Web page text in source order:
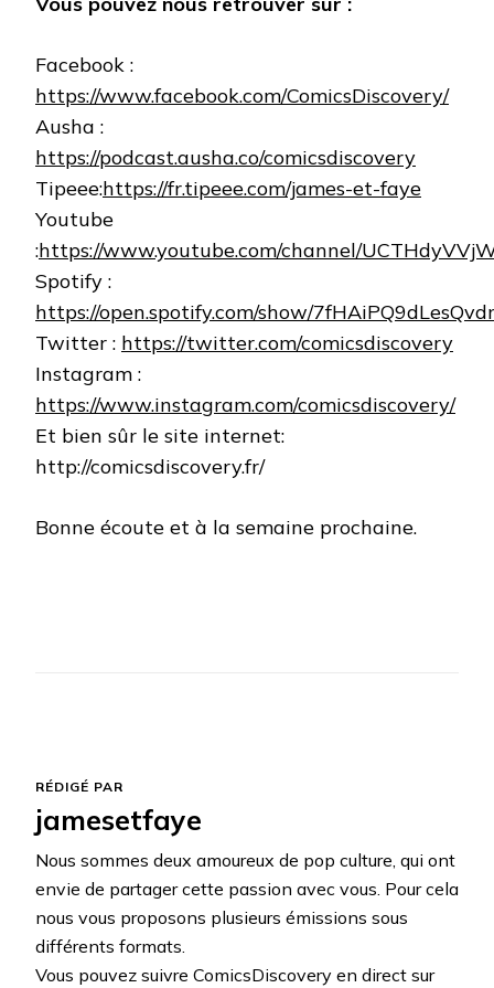
Facebook :
https://www.facebook.com/ComicsDiscovery/
Ausha :
https://podcast.ausha.co/comicsdiscovery
Tipeee:https://fr.tipeee.com/james-et-faye
Youtube
:https://www.youtube.com/channel/
Spotify :
https://open.spotify.com/show/
Twitter : https://twitter.com/comicsdiscovery
Instagram :
https://www.instagram.com/comicsdiscovery/
Et bien sûr le site internet:
http://comicsdiscovery.fr/
Bonne écoute et à la semaine prochaine.
RÉDIGÉ PAR
jamesetfaye
Nous sommes deux amoureux de pop culture, qui ont
envie de partager cette passion avec vous. Pour cela
nous vous proposons plusieurs émissions sous
différents formats.
Vous pouvez suivre ComicsDiscovery en direct sur